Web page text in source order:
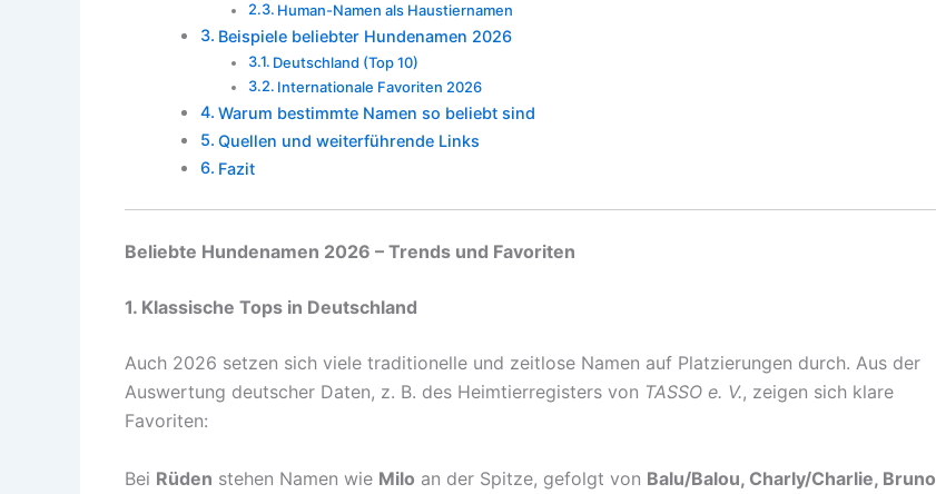
Human-Namen als Haustiernamen
Beispiele beliebter Hundenamen 2026
Deutschland (Top 10)
Internationale Favoriten 2026
Warum bestimmte Namen so beliebt sind
Quellen und weiterführende Links
Fazit
Beliebte Hundenamen 2026 – Trends und Favoriten
1. Klassische Tops in Deutschland
Auch 2026 setzen sich viele traditionelle und zeitlose Namen auf Platzierungen durch. Aus der
Auswertung deutscher Daten, z. B. des Heimtierregisters von TASSO e. V., zeigen sich klare
Favoriten:
Bei Rüden stehen Namen wie Milo an der Spitze, gefolgt von Balu/Balou, Charly/Charlie, Bruno